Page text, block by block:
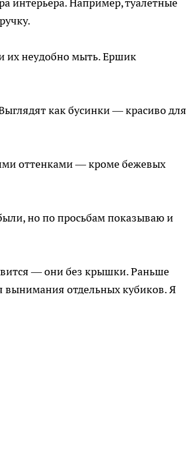
интерьера. Например, туалетные
их неудобно мыть. Ершик
как бусинки — красиво для
оттенками — кроме бежевых
но по просьбам показываю и
— они без крышки. Раньше
отдельных кубиков. Я